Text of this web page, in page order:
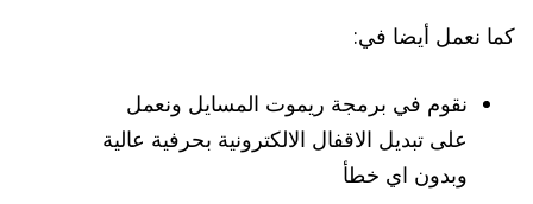
كما نعمل أيضا في:
نقوم في برمجة ريموت المسايل ونعمل
على تبديل الاقفال الالكترونية بحرفية عالية
وبدون اي خطأ